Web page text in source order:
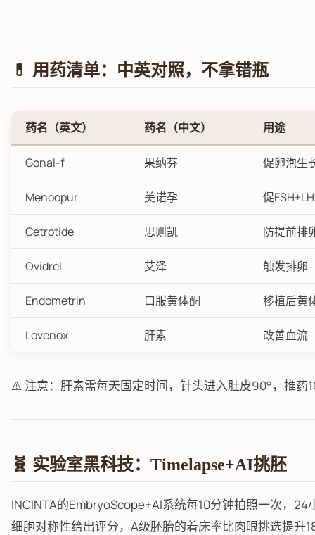
💊 用药清单：中英对照，不拿错瓶
药名（英文） 药名（中文） 用途
Gonal-f 果纳芬 促卵泡生
Menoopur 美诺孕 促FSH+LH
Cetrotide 思则凯 防提前排
Ovidrel 艾泽 触发排卵
Endometrin 口服黄体酮 移植后黄
Lovenox 肝素 改善血流
⚠️ 注意：肝素需每天固定时间，针头进入肚皮90°，推药
🧬 实验室黑科技：Timelapse+AI挑胚
INCINTA的EmbryoScope+AI系统每10分钟拍照一次，
细胞对称性给出评分，A级胚胎的着床率比肉眼挑选提升